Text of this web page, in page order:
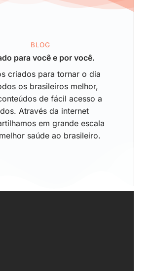
BLOG
para você e por você.
criados para tornar o dia
os brasileiros melhor,
de fácil acesso a
Através da internet
em grande escala
saúde ao brasileiro.